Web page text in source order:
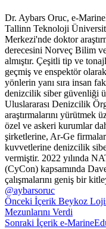
Dr. Aybars Oruc, e-
Tallinn Teknoloji
Merkezi'nde doktor
derecesini Norveç Bilim
almıştır. Çeşitli tip ve
geçmiş ve enspektör
yönlerin yanı sıra insan
denizcilik siber güvenliği
Uluslararası Denizcilik
araştırmalarını yürütmek
özel ve askeri kurumlar
şirketlerine, Ar-Ge
kuvvetlerine denizcilik
vermiştir. 2022 yılında
(CyCon) kapsamında
çalışmalarını geniş bir
@aybarsoruc
Önceki İçerik Beykoz
Mezunlarını Verdi
Sonraki İçerik e-